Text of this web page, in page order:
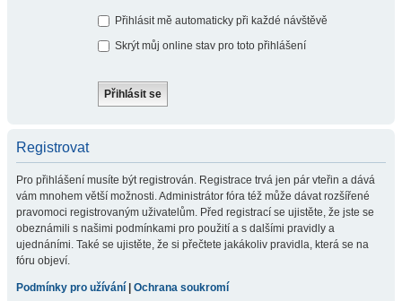
Přihlásit mě automaticky při každé návštěvě
Skrýt můj online stav pro toto přihlášení
Registrovat
Pro přihlášení musíte být registrován. Registrace trvá jen pár vteřin a dává
vám mnohem větší možnosti. Administrátor fóra též může dávat rozšířené
pravomoci registrovaným uživatelům. Před registrací se ujistěte, že jste se
obeznámili s našimi podmínkami pro použití a s dalšími pravidly a
ujednáními. Také se ujistěte, že si přečtete jakákoliv pravidla, která se na
fóru objeví.
Podmínky pro užívání Ochrana soukromí